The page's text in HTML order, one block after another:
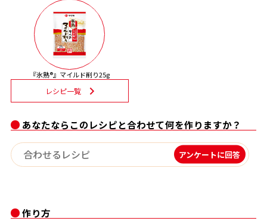
サッと鍋®
めんつゆレシピ
割烹白だしレシピ
レシピ特設サイト
かつおだしが決め手！簡単茶碗蒸し
『氷熟®』マイルド削り25g
レシピ一覧
あなたならこのレシピと合わせて何を作りますか？
アンケートに回答
作り方